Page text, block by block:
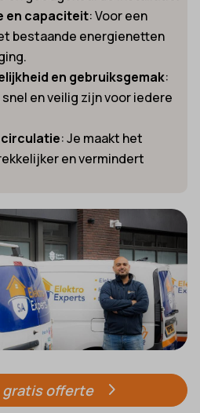
en capaciteit: Voor een
bestaande energienetten
en gebruiksgemak:
en veilig zijn voor iedere
circulatie: Je maakt het
en vermindert
gratis offerte